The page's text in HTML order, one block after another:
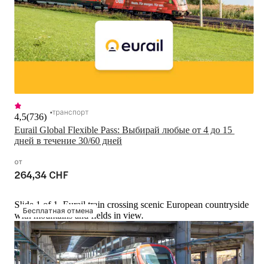
Eurail Global Flexible Pass: Выбирай любые от 4 до 15
дней в течение 30/60 дней
4,5(736) транспорт
от
264,34 CHF
Бесплатная отмена
Slide 1 of 1, Eurail train crossing scenic European countryside
with mountains and fields in view.